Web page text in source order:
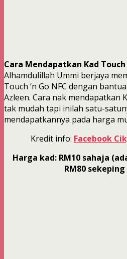
Cara Mendapatkan Kad Touch
Alhamdulillah Ummi berjaya
Touch ‘n Go NFC dengan
Azleen. Cara nak mendapatkan
tak mudah tapi inilah satu-
mendapatkannya pada harga
Kredit info: Facebook
Harga kad: RM10 sahaja
RM80